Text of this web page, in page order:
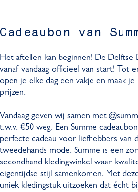
Cadeaubon van
Het aftellen kan beginnen! De Delftse
vanaf vandaag officieel van start! Tot
open je elke dag een vakje en maak je
prijzen.
Vandaag geven wij samen met
t.w.v. €50 weg. Een Summe
perfecte cadeau voor liefhebbers van
tweedehands mode. Summe is een
secondhand kledingwinkel waar
eigentijdse stijl samenkomen. Met
uniek kledingstuk uitzoeken dat écht